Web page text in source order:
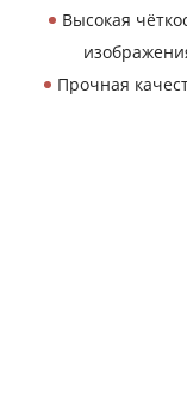
Высокая
Прочная